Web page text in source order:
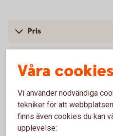
Pris
För att se detta
godkänna cookies
och statistik.
Våra
Vi använder nödvändiga
tekniker för att
finns även cookies du kan
upplevelse: